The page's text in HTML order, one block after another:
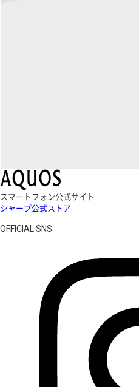
スマートフォン公式サイト
シャープ公式ストア
OFFICIAL SNS